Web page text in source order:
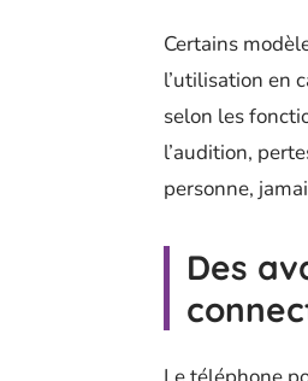
Certains
l’utilisation en
selon les
l’audition,
personne,
Des